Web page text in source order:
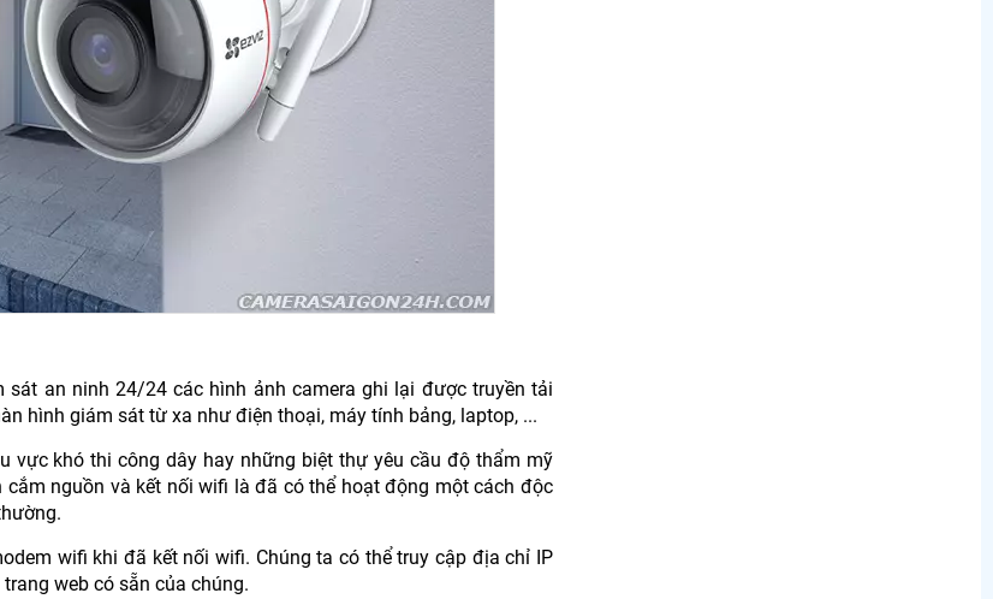
an ninh 24/24 các hình ảnh camera ghi lại được truyền tải
hình giám sát từ xa như điện thoại, máy tính bảng, laptop, ...
khó thi công dây hay những biệt thự yêu cầu độ thẩm mỹ
nguồn và kết nối wifi là đã có thể hoạt động một cách độc
wifi khi đã kết nối wifi. Chúng ta có thể truy cập địa chỉ IP
web có sẵn của chúng.